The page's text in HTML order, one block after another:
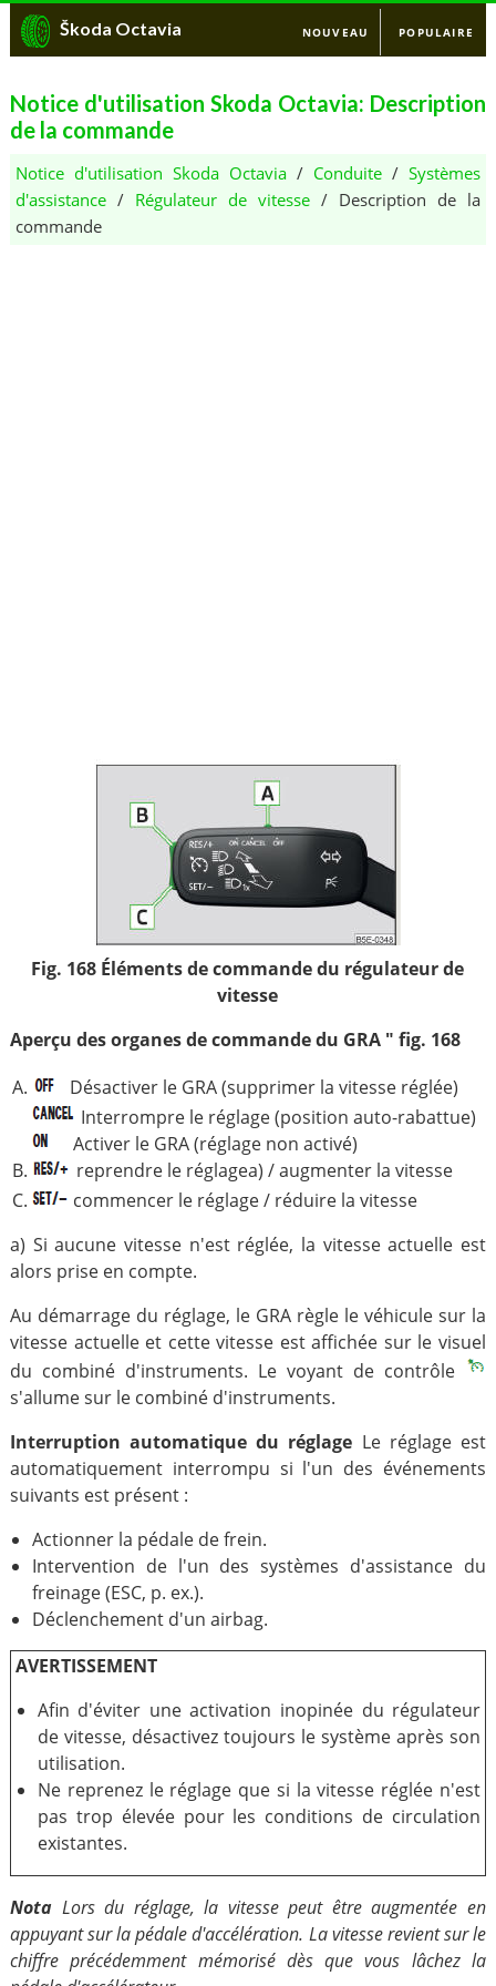
Škoda Octavia NOUVEAU POPULAIRE
Notice d'utilisation Skoda Octavia: Description
de la commande
Notice d'utilisation Skoda Octavia / Conduite /Systèmes
d'assistance/ Régulateur de vitesse / Description de la
commande
Fig. 168 Éléments de commande du régulateur de
vitesse
Aperçu des organes de commande du GRA " fig. 168
Désactiver le GRA (supprimer la vitesse réglée)
Interrompre le réglage (position auto-rabattue)
Activer le GRA (réglage non activé)
reprendre le réglagea) / augmenter la vitesse
commencer le réglage / réduire la vitesse
a) Si aucune vitesse n'est réglée, la vitesse actuelle est
alors prise en compte.
Au démarrage du réglage, le GRA règle le véhicule sur la
vitesse actuelle et cette vitesse est affichée sur le visuel
du combiné d'instruments. Le voyant de contrôle
s'allume sur le combiné d'instruments.
Interruption automatique du réglage Le réglage est
automatiquement interrompu si l'un des événements
suivants est présent :
Actionner la pédale de frein.
Intervention de l'un des systèmes d'assistance du
freinage (ESC, p. ex.).
Déclenchement d'un airbag.
AVERTISSEMENT
Afin d'éviter une activation inopinée du régulateur
de vitesse, désactivez toujours le système après son
utilisation.
Ne reprenez le réglage que si la vitesse réglée n'est
pas trop élevée pour les conditions de circulation
existantes.
Nota Lors du réglage, la vitesse peut être augmentée en
appuyant sur la pédale d'accélération. La vitesse revient sur le
chiffre précédemment mémorisé dès que vous lâchez la